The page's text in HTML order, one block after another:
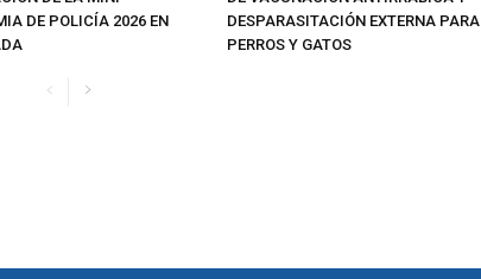
DE POLICÍA 2026 EN
DESPARASITACIÓN EXTERNA PARA
PERROS Y GATOS